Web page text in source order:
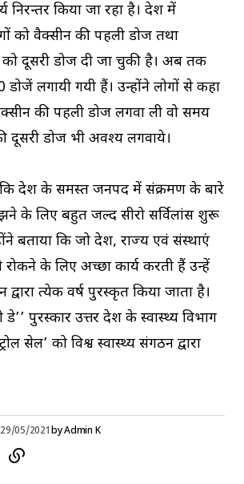
किया जा रहा है। प्रदेश में
को वैक्सीन की पहली डोज तथा
को दूसरी डोज दी जा चुकी है। अब तक
लगायी गयी हैं। उन्होंने लोगों से कहा
की पहली डोज लगवा ली वो समय
दूसरी डोज भी अवश्य लगवाये।
कि प्रदेश के समस्त जनपद में संक्रमण के बारे
के लिए बहुत जल्द सीरो सर्विलांस शुरू
बताया कि जो देश, राज्य एवं संस्थाएं
रोकने के लिए अच्छा कार्य करती हैं उन्हें
द्वारा प्रत्येक वर्ष पुरस्कृत किया जाता है।
पुरस्कार उत्तर प्रदेश के स्वास्थ्य विभाग
सेल’ को विश्व स्वास्थ्य संगठन द्वारा
29/05/2021byAdmin K